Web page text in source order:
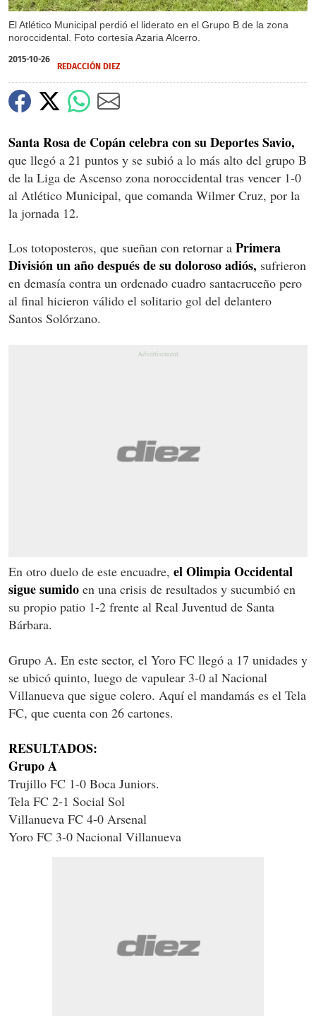
El Atlético Municipal perdió el liderato en el Grupo B de la zona
noroccidental. Foto cortesía Azaria Alcerro.
2015-10-26
REDACCIÓN DIEZ
Santa Rosa de Copán celebra con su Deportes Savio,
que llegó a 21 puntos y se subió a lo más alto del grupo B
de la Liga de Ascenso zona noroccidental tras vencer 1-0
al Atlético Municipal, que comanda Wilmer Cruz, por la
la jornada 12.
Los totoposteros, que sueñan con retornar a Primera
División un año después de su doloroso adiós, sufrieron
en demasía contra un ordenado cuadro santacruceño pero
al final hicieron válido el solitario gol del delantero
Santos Solórzano.
En otro duelo de este encuadre, el Olimpia Occidental
sigue sumido en una crisis de resultados y sucumbió en
su propio patio 1-2 frente al Real Juventud de Santa
Bárbara.
Grupo A. En este sector, el Yoro FC llegó a 17 unidades y
se ubicó quinto, luego de vapulear 3-0 al Nacional
Villanueva que sigue colero. Aquí el mandamás es el Tela
FC, que cuenta con 26 cartones.
RESULTADOS:
Grupo A
Trujillo FC 1-0 Boca Juniors.
Tela FC 2-1 Social Sol
Villanueva FC 4-0 Arsenal
Yoro FC 3-0 Nacional Villanueva